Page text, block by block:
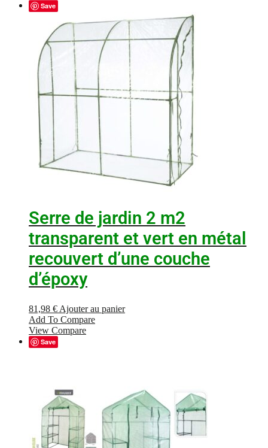
Save
Serre de jardin 2 m2
transparent et vert en métal
recouvert d’une couche
d’époxy
81,98 € Ajouter au panier
Add To Compare
View Compare
Save